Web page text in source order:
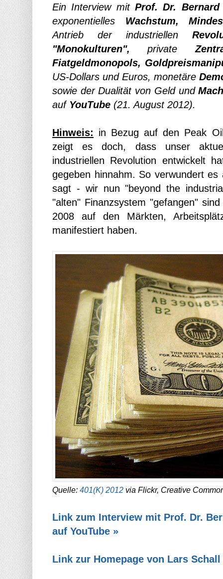
Ein Interview mitProf. Dr. Bernard
exponentielles Wachstum,
Antrieb der industriellen
"Monokulturen",private
Fiatgeldmonopols,
US-Dollars und Euros, monetäre
sowie der Dualität von Geld und
auf YouTube (21. August 2012).
Hinweis: in Bezug auf den Peak
zeigt es doch, dass unser
industriellen Revolution entwickelt
gegeben hinnahm. So verwundert
sagt - wir nun "beyond the
"alten" Finanzsystem "gefangen"
2008 auf den Märkten,
manifestiert haben.
Quelle: 401(K) 2012 via Flickr, Creative
Link zum Interview mit Prof. Dr.
auf YouTube »
Link zur Homepage von Lars Schall